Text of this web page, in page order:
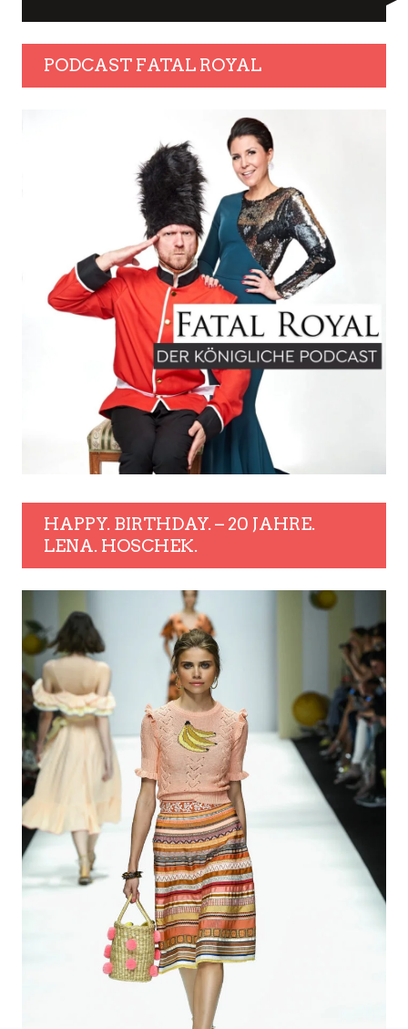
PODCAST FATAL ROYAL
HAPPY. BIRTHDAY. – 20 JAHRE.
LENA. HOSCHEK.